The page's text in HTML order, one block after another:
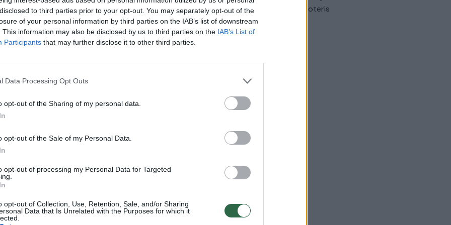
to third parties prior to your opt-out. You may separately opt-out of the
of your personal information by third parties on the IAB’s list of downstream
This information may also be disclosed by us to third parties on the IAB’s List of
Participants that may further disclose it to other third parties.
Data Processing Opt Outs
opt-out of the Sharing of my personal data.
opt-out of the Sale of my Personal Data.
opt-out of processing my Personal Data for Targeted
opt-out of Collection, Use, Retention, Sale, and/or Sharing
Data that Is Unrelated with the Purposes for which it
Visi įrašai
00:42:12
Karšta A. Kasparavičiaus ir Ž Pavilionio
diskusija: Rusija – Europos šeimos narė?
pavojingą įprotį: tą daro daugiau nei pusė
Žinios Lietuvos diena
automobilis sužalojo dvi moteris
Žinios | Lietuvos diena